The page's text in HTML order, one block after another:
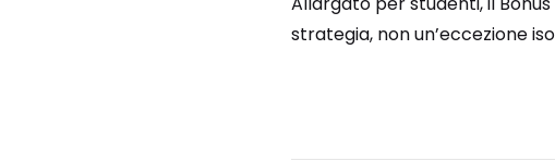
strategia, non un’eccezione